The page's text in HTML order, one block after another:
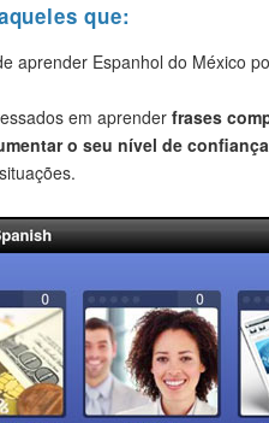
que:
aprender Espanhol do México
em aprender frases
o seu nível de confiança